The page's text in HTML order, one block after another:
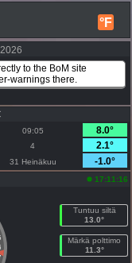
°F
to the BoM site
warnings there.
09:05
8.0°
4
2.1°
31 Heinäkuu
-1.0°
17:11:16
Tuntuu siltä
13.0°
Märkä polttimo
11.3°